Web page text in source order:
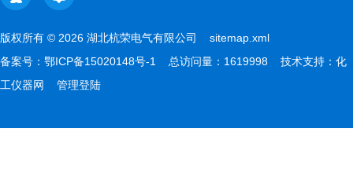
版权所有 © 2026 湖北杭荣电气有限公司 sitemap.xml
备案号： 鄂ICP备15020148号-1 总访问量：1619998 技术支持： 化
工仪器网
管理登陆